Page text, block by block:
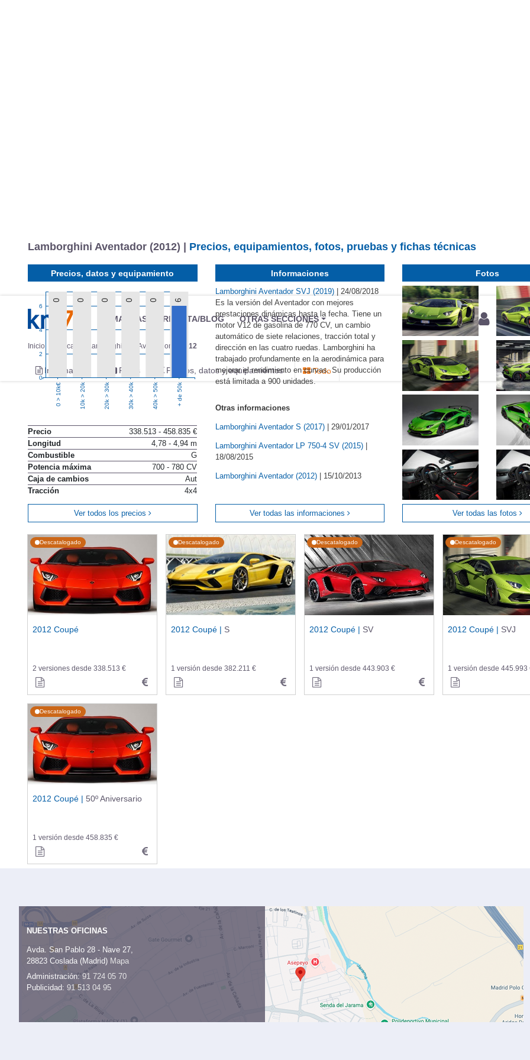
MARCAS REVISTA/BLOG OTRAS SECCIONES
Inicio Marcas Lamborghini Aventador 2012
Información Fotos Precios, datos y equipamientos Todo
Lamborghini Aventador (2012) | Precios, equipamientos, fotos, pruebas y fichas técnicas
Precios, datos y equipamiento
0
2
4
6
0 0 0 0 0 6
0 > 10k€ 10k > 20k 20k > 30k 30k > 40k 40k > 50k + de 50k
Precio
338.513 - 458.835 €
Longitud
4,78 - 4,94 m
Combustible
G
Potencia máxima
700 - 780 CV
Caja de cambios
Aut
Tracción
4x4
Ver todos los precios
Informaciones
Lamborghini Aventador SVJ (2019) | 24/08/2018
Es la versión del Aventador con mejores
prestaciones dinámicas hasta la fecha. Tiene un
motor V12 de gasolina de 770 CV, un cambio
automático de siete relaciones, tracción total y
dirección en las cuatro ruedas. Lamborghini ha
trabajado profundamente en la aerodinámica para
mejorar el rendimiento en curvas. Su producción
está limitada a 900 unidades.
Otras informaciones
Lamborghini Aventador S (2017) | 29/01/2017
Lamborghini Aventador LP 750-4 SV (2015) |
18/08/2015
Lamborghini Aventador (2012) | 15/10/2013
Ver todas las informaciones
Fotos
Ver todas las fotos
Descatalogado
2012 Coupé
2 versiones desde 338.513 €
Descatalogado
2012 Coupé | S
1 versión desde 382.211 €
Descatalogado
2012 Coupé | SV
1 versión desde 443.903 €
Descatalogado
2012 Coupé | SVJ
1 versión desde 445.993
Descatalogado
2012 Coupé | 50º Aniversario
1 versión desde 458.835 €
NUESTRAS OFICINAS
Avda. San Pablo 28 - Nave 27,
28823 Coslada (Madrid) Mapa
Administración:91 724 05 70
Publicidad: 91 513 04 95